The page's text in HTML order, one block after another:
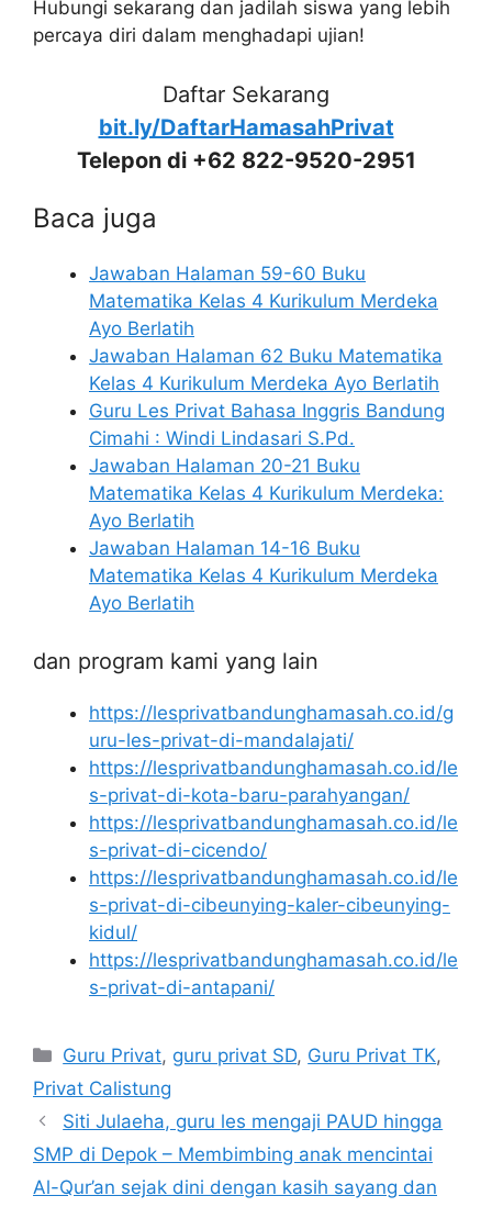
Hubungi sekarang dan jadilah siswa yang lebih
percaya diri dalam menghadapi ujian!
Daftar Sekarang
bit.ly/DaftarHamasahPrivat
Telepon di +62 822-9520-2951
Baca juga
Jawaban Halaman 59-60 Buku
Matematika Kelas 4 Kurikulum Merdeka
Ayo Berlatih
Jawaban Halaman 62 Buku Matematika
Kelas 4 Kurikulum Merdeka Ayo Berlatih
Guru Les Privat Bahasa Inggris Bandung
Cimahi : Windi Lindasari S.Pd.
Jawaban Halaman 20-21 Buku
Matematika Kelas 4 Kurikulum Merdeka:
Ayo Berlatih
Jawaban Halaman 14-16 Buku
Matematika Kelas 4 Kurikulum Merdeka
Ayo Berlatih
dan program kami yang lain
https://lesprivatbandunghamasah.co.id/g
uru-les-privat-di-mandalajati/
https://lesprivatbandunghamasah.co.id/le
s-privat-di-kota-baru-parahyangan/
https://lesprivatbandunghamasah.co.id/le
s-privat-di-cicendo/
https://lesprivatbandunghamasah.co.id/le
s-privat-di-cibeunying-kaler-cibeunying-
kidul/
https://lesprivatbandunghamasah.co.id/le
s-privat-di-antapani/
Categories
Guru Privat, guru privat SD, Guru Privat TK,
Privat Calistung
Siti Julaeha, guru les mengaji PAUD hingga
SMP di Depok – Membimbing anak mencintai
Al-Qur’an sejak dini dengan kasih sayang dan